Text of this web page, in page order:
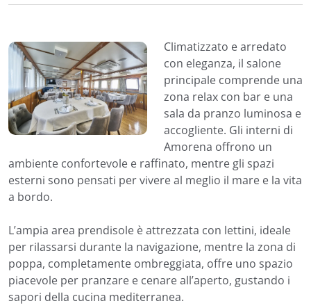
Climatizzato e arredato
con eleganza, il salone
principale comprende una
zona relax con bar e una
sala da pranzo luminosa e
accogliente. Gli interni di
Amorena offrono un
ambiente confortevole e raffinato, mentre gli spazi
esterni sono pensati per vivere al meglio il mare e la vita
a bordo.
L’ampia area prendisole è attrezzata con lettini, ideale
per rilassarsi durante la navigazione, mentre la zona di
poppa, completamente ombreggiata, offre uno spazio
piacevole per pranzare e cenare all’aperto, gustando i
sapori della cucina mediterranea.